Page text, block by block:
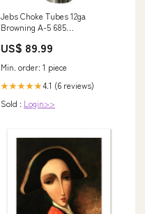
Jebs Choke Tubes 12ga
Browning A-5 685
US$ 89.99
Min. order: 1 piece
★★★★★4.1 (6 reviews)
Sold : Login>>